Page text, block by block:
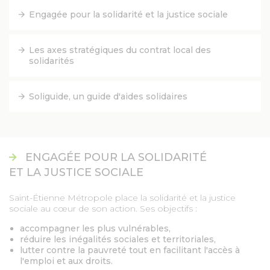
YOUTUBE
TWITTER
AGENDA
SÉM LE MAG
CONTACT
Engagée pour la solidarité et la justice sociale
Les axes stratégiques du contrat local des
solidarités
Soliguide, un guide d'aides solidaires
ENGAGÉE POUR LA SOLIDARITÉ
ET LA JUSTICE SOCIALE
Saint-Étienne Métropole place la solidarité et la justice
sociale au cœur de son action. Ses objectifs :
accompagner les plus vulnérables,
réduire les inégalités sociales et territoriales,
lutter contre la pauvreté tout en facilitant l'accès à
l'emploi et aux droits.